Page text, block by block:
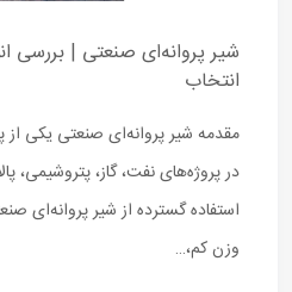
شیر پروانه‌ای صنعتی | بررسی
انتخاب
مقدمه شیر پروانه‌ای صنعتی یکی از
در پروژه‌های نفت، گاز، پتروشیمی،
استفاده گسترده از شیر پروانه‌ای
وزن کم،…